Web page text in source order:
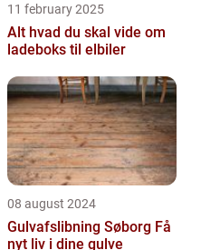
11 february 2025
Alt hvad du skal vide om
ladeboks til elbiler
08 august 2024
Gulvafslibning Søborg Få
nyt liv i dine gulve